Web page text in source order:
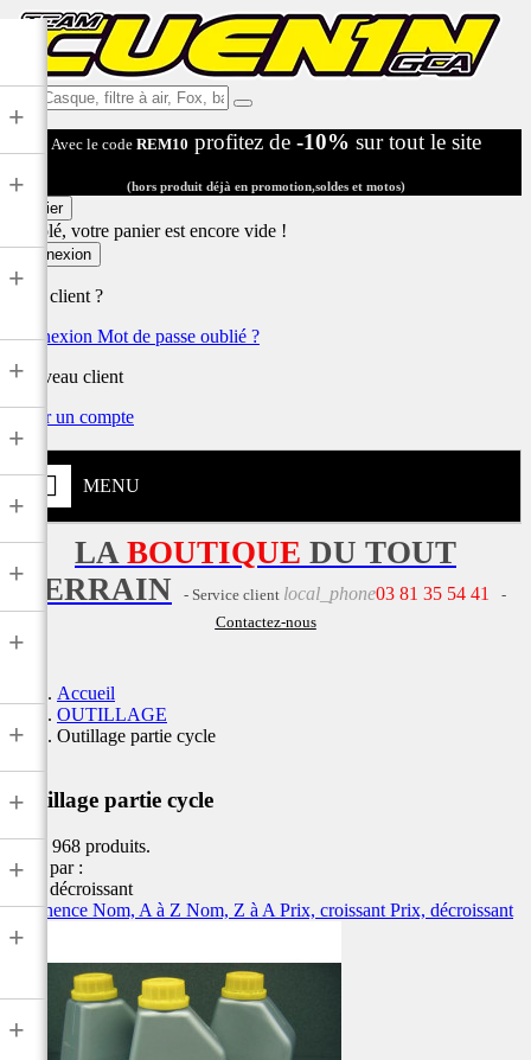
Ex:
Casque,
filtre
air,
Fox,
...
Avec le code REM10 profitez de -10% sur tout le site
(hors produit déjà en promotion,soldes et motos)
Panier
Désolé, votre panier est encore vide !
Connexion
Déjà client ?
Connexion Mot de passe oublié ?
Nouveau client
Créer un compte
MENU
+
+
+
+
+
+
+
+
+
+
+
+
+
LA BOUTIQUE DU TOUT
TERRAIN
- Service client local_phone03 81 35 54 41
-
Contactez-nous
Accueil
OUTILLAGE
Outillage partie cycle
Outillage partie cycle
Il y a 968 produits.
Trier par :
Prix, décroissant
Pertinence Nom, A à Z Nom, Z à A Prix, croissant Prix, décroissant